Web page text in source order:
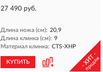
27 490 руб.
Длина ножа (см): 20,9
Длина клинка (см): 9
Материал клинка: CTS-XHP
КУПИТЬ - ХИТ -
продаж